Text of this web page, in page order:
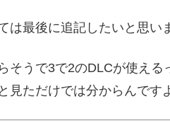
は最後に追記したいと思い
そうで3で2のDLCが使え
見ただけでは分からんです